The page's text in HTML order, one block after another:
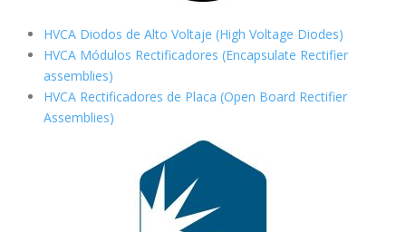
HVCA Diodos de Alto Voltaje (High Voltage Diodes)
HVCA Módulos Rectificadores (Encapsulate Rectifier
assemblies)
HVCA Rectificadores de Placa (Open Board Rectifier
Assemblies)